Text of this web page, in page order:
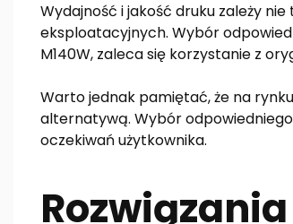
Wydajność i jakość druku zależy
eksploatacyjnych. Wybór
M140W, zaleca się korzystanie z
Warto jednak pamiętać, że na
alternatywą. Wybór
oczekiwań użytkownika.